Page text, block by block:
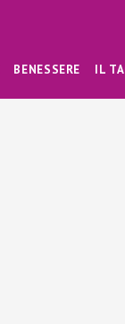
BENESSERE IL